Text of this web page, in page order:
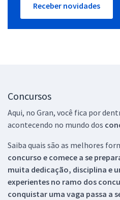
Receber novidades
Concursos
Aqui, no Gran, você fica por
acontecendo no mundo dos
Saiba quais são as melhores
concurso e comece a se
muita dedicação, disciplina e
experientes no ramo dos
conquistar uma vaga passa a